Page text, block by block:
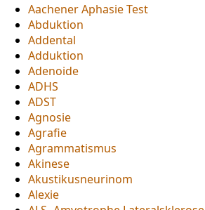
Aachener Aphasie Test
Abduktion
Addental
Adduktion
Adenoide
ADHS
ADST
Agnosie
Agrafie
Agrammatismus
Akinese
Akustikusneurinom
Alexie